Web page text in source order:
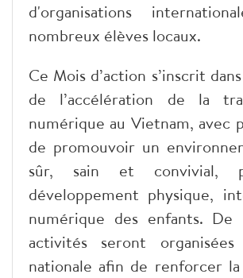
d'organisations
nombreux élèves locaux.
​Ce Mois d’action s’inscrit
de l’accélération de la
numérique au Vietnam, avec
de promouvoir un
sûr, sain et convivial,
développement physique,
numérique des enfants. De
activités seront
nationale afin de renforcer